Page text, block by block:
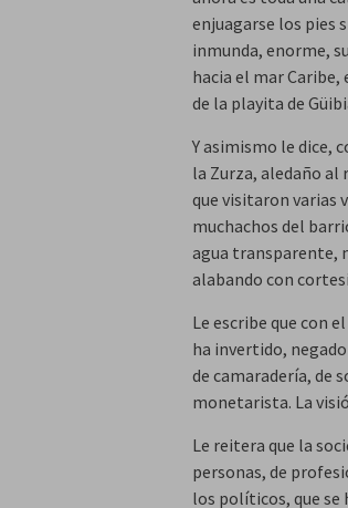
enjuagarse los pies
inmunda, enorme,
hacia el mar
de la playita de
Y asimismo le dice,
la Zurza, aledaño al
que visitaron varias
muchachos del
agua transparente,
alabando con
Le escribe que con
ha invertido,
de camaradería, de
monetarista. La
Le reitera que la
personas, de
los políticos, que se